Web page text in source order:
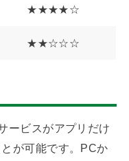
★★★★☆
★★☆☆☆
ービスがアプリだけ
が可能です。PCか